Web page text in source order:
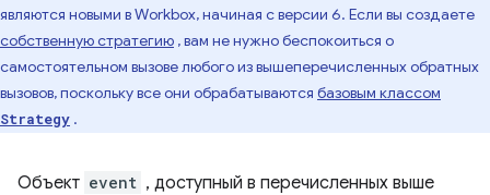
являются новыми в Workbox, начиная с версии 6. Если вы создаете
собственную стратегию , вам не нужно беспокоиться о
самостоятельном вызове любого из вышеперечисленных обратных
вызовов, поскольку все они обрабатываются базовым классом
Strategy .
Объект event , доступный в перечисленных выше